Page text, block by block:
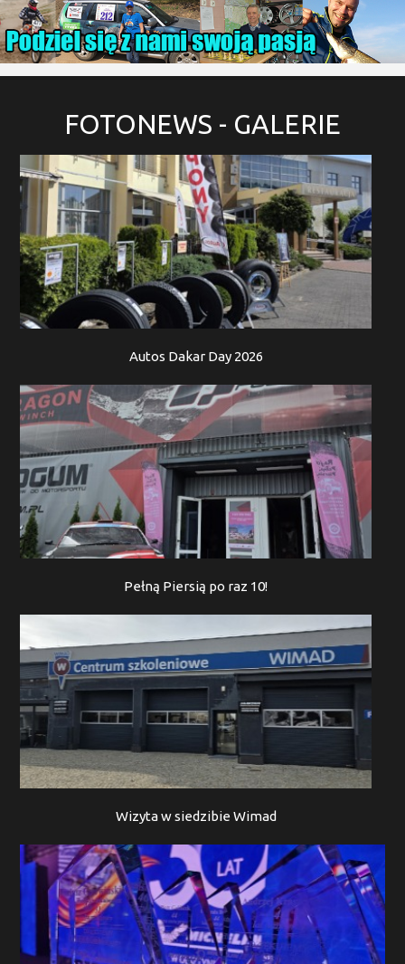
FOTONEWS - GALERIE
Autos Dakar Day 2026
Pełną Piersią po raz 10!
Wizyta w siedzibie Wimad